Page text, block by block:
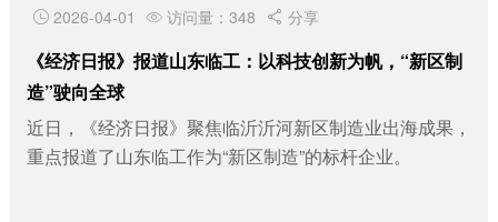
 2026-04-01  访问量：348  分享
《经济日报》报道山东临工：以科技创新为帆，“新区制
造”驶向全球
近日，《经济日报》聚焦临沂沂河新区制造业出海成果，
重点报道了山东临工作为“新区制造”的标杆企业。